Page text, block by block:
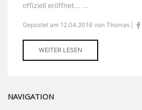
offiziell eröffnet... ...
Gepostet am 12.04.2016 von Thomas |
WEITER LESEN
NAVIGATION